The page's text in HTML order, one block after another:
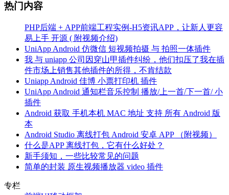
热门内容
PHP后端 + APP前端工程实例-H5资讯APP，让新人更容
易上手 开源 ( 附视频介绍)
UniApp Android 仿微信 短视频拍摄 与 拍照一体插件
我 与 uniapp 公司因穿山甲插件纠纷，他们扣压了我在插
件市场上销售其他插件的所得，不肯结款
Uniapp Android 佳博 小票打印机 插件
UniApp Android 通知栏音乐控制 播放/上一首/下一首/ 小
插件
Android 获取 手机本机 MAC 地址 支持 所有 Android 版
本
Android Studio 离线打包 Android 安卓 APP （附视频）
什么是APP 离线打包，它有什么好处？
新手须知，一些比较常见的问题
简单的封装 原生视频播放器 video 插件
专栏